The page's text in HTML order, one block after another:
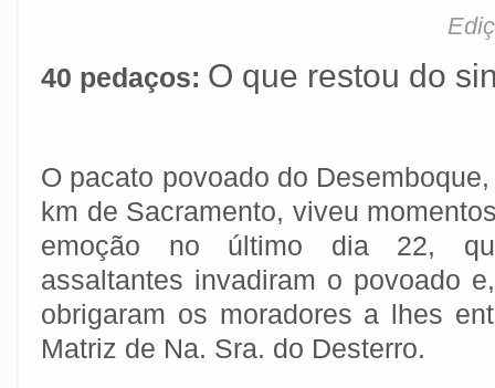
40 pedaços: O que restou do
O pacato povoado do
km de Sacramento, viveu
emoção no último dia 22,
assaltantes invadiram o povoado
obrigaram os moradores a lhes
Matriz de Na. Sra. do Desterro.